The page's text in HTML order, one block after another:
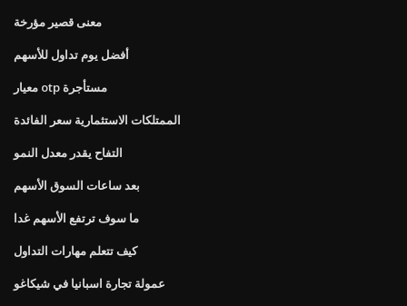
معنى قصير مؤرخة
أفضل يوم تداول للأسهم
معيار otp مستأجرة
الممتلكات الاستثمارية سعر الفائدة
التفاح يقدر معدل النمو
بعد ساعات السوق الأسهم
ما سوف ترتفع الأسهم غدا
كيف تتعلم مهارات التداول
عمولة تجارة اسبانيا في شيكاغو